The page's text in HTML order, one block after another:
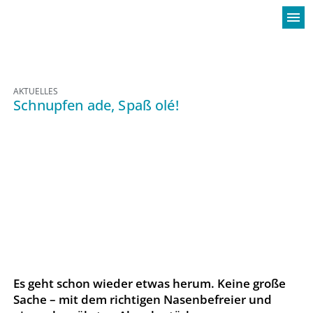
menu
AKTUELLES
Schnupfen ade, Spaß olé!
Es geht schon wieder etwas herum. Keine große
Sache – mit dem richtigen Nasenbefreier und